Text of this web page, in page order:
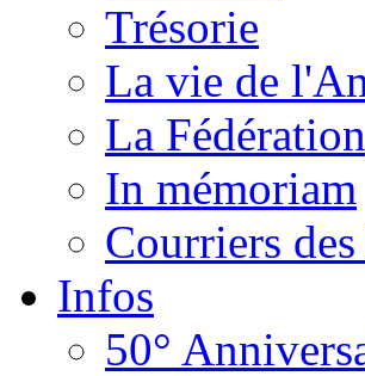
Trésorie
La vie de
La Fédération
In mémoriam
Courriers
Infos
50°